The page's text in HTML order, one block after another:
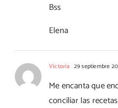
Bss
Elena
Victoria 29 septiembre
Me encanta que
conciliar las